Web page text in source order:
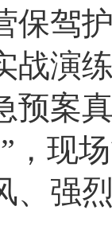
保驾
战演
预案
，现
、强